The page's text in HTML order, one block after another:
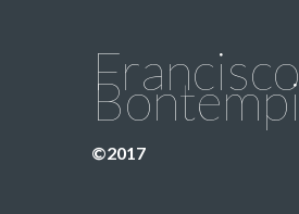
Francisco
Bontempi
©2017